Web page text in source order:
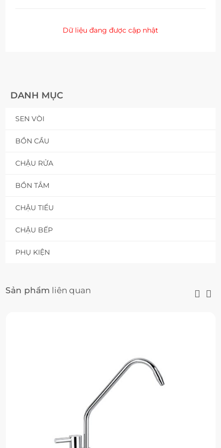
DANH MỤC
SEN VÒI
BỒN CẦU
CHẬU RỬA
BỒN TẮM
CHẬU TIỂU
CHẬU BẾP
PHỤ KIỆN
Dữ liệu đang được cập nhật
Sản phẩm liên quan